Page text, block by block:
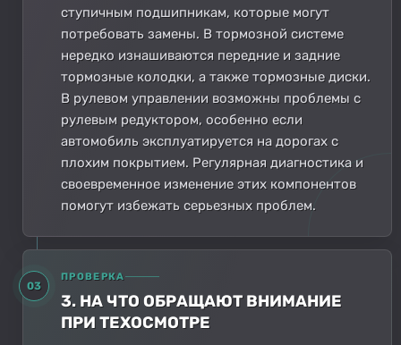
ступичным подшипникам, которые могут
потребовать замены. В тормозной системе
нередко изнашиваются передние и задние
тормозные колодки, а также тормозные диски.
В рулевом управлении возможны проблемы с
рулевым редуктором, особенно если
автомобиль эксплуатируется на дорогах с
плохим покрытием. Регулярная диагностика и
своевременное изменение этих компонентов
помогут избежать серьезных проблем.
03
ПРОВЕРКА
3. НА ЧТО ОБРАЩАЮТ ВНИМАНИЕ
ПРИ ТЕХОСМОТРЕ